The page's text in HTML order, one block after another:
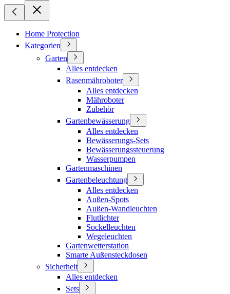
Home Protection
Kategorien
Garten
Alles entdecken
Rasenmähroboter
Alles entdecken
Mähroboter
Zubehör
Gartenbewässerung
Alles entdecken
Bewässerungs-Sets
Bewässerungssteuerung
Wasserpumpen
Gartenmaschinen
Gartenbeleuchtung
Alles entdecken
Außen-Spots
Außen-Wandleuchten
Flutlichter
Sockelleuchten
Wegeleuchten
Gartenwetterstation
Smarte Außensteckdosen
Sicherheit
Alles entdecken
Sets